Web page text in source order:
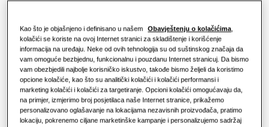
Hoteli
Maloprodaja
Restoran
Rješenja za klimatizaciju vazduha
Regulacija
TDM Plus konzolna jedinica
AE036MNJDEH/EU
Dostupni kapaciteti
Kao što je objašnjeno i definisano u našem Obavještenju o kolačićima,
kolačići se koriste na ovoj Internet stranici za skladištenje i korišćenje
informacija na uređaju. Neke od ovih tehnologija su od suštinskog značaja da
vam omoguće bezbjednu, funkcionalnu i pouzdanu Internet stranicuj. Da bismo
vam obezbjedili najbolje korisničko iskustvo, takođe bismo željeli da koristimo
opcione kolačiće, kao što su analitički kolačići i kolačići performansi i
marketing kolačići i kolačići za targetiranje. Opcioni kolačići omogućavaju da,
na primjer, izmjerimo broj posjetilaca naše Internet stranice, prikažemo
personalizovano oglašavanje na lokacijama nezavisnih proizvođača, pratimo
lokaciju, pokrenemo ciljane marketinške kampanje i personalizujemo sadržaj